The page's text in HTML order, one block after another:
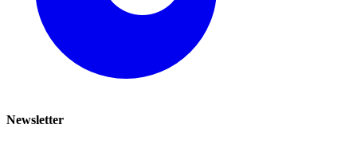
Newsletter